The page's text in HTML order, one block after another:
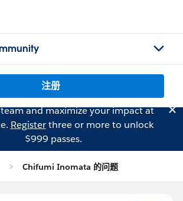
注册
and maximize your impact at
Registerthree or more to unlock
$999 passes.
Chifumi Inomata 的问题